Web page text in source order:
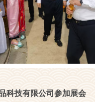
科技有限公司参加展会